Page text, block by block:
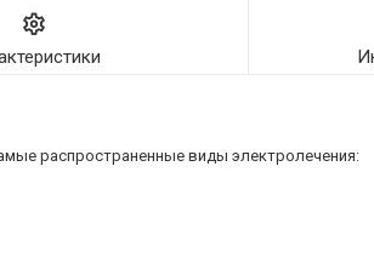
распространенные виды электролечения: